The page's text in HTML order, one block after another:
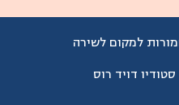
סטודיו דויד רוס